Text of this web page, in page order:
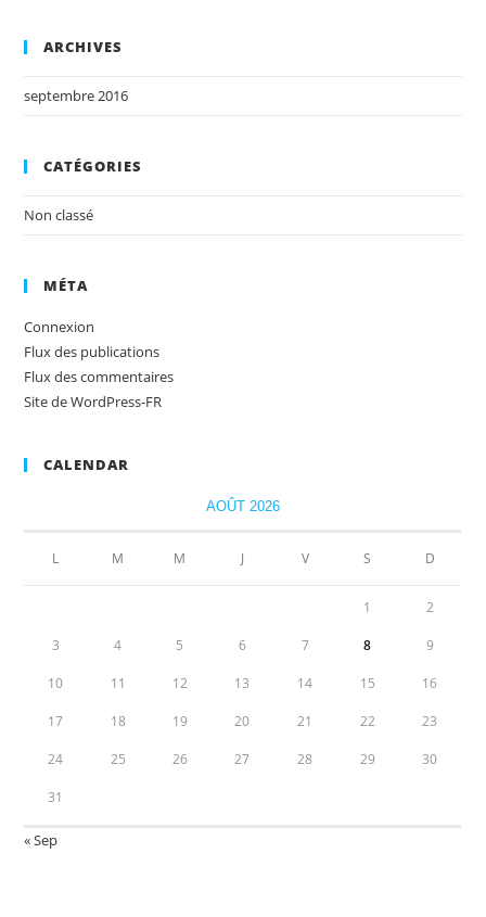
ARCHIVES
septembre 2016
CATÉGORIES
Non classé
MÉTA
Connexion
Flux des publications
Flux des commentaires
Site de WordPress-FR
CALENDAR
AOÛT 2026
L M M J V S D
1 2
3 4 5 6 7 8 9
10 11 12 13 14 15 16
17 18 19 20 21 22 23
24 25 26 27 28 29 30
31
« Sep